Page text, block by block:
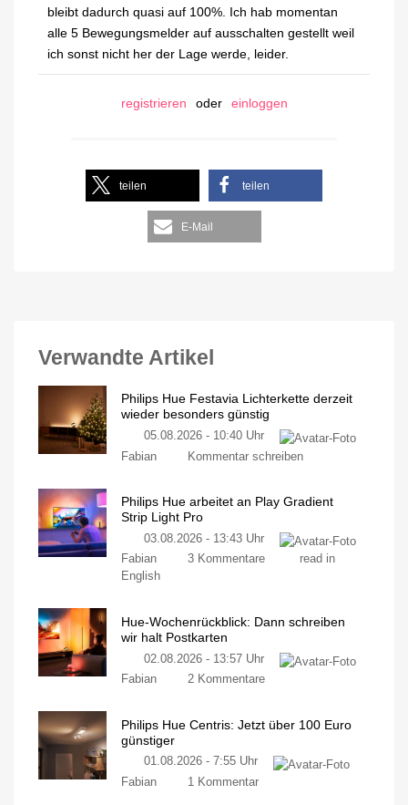
bleibt dadurch quasi auf 100%. Ich hab momentan
alle 5 Bewegungsmelder auf ausschalten gestellt weil
ich sonst nicht her der Lage werde, leider.
registrieren oder einloggen
teilen teilen
E-Mail
Verwandte Artikel
Philips Hue Festavia Lichterkette derzeit
wieder besonders günstig
05.08.2026 - 10:40 Uhr
Fabian
Kommentar schreiben
Philips Hue arbeitet an Play Gradient
Strip Light Pro
03.08.2026 - 13:43 Uhr
Fabian
3 Kommentare
read in
English
Hue-Wochenrückblick: Dann schreiben
wir halt Postkarten
02.08.2026 - 13:57 Uhr
Fabian
2 Kommentare
Philips Hue Centris: Jetzt über 100 Euro
günstiger
01.08.2026 - 7:55 Uhr
Fabian
1 Kommentar